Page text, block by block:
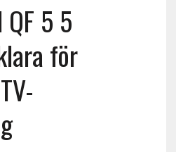
5 5
för